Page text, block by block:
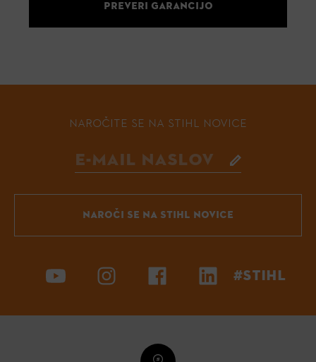
PREVERI GARANCIJO
NAROČITE SE NA STIHL NOVICE
NAROČI SE NA STIHL NOVICE
#STIHL